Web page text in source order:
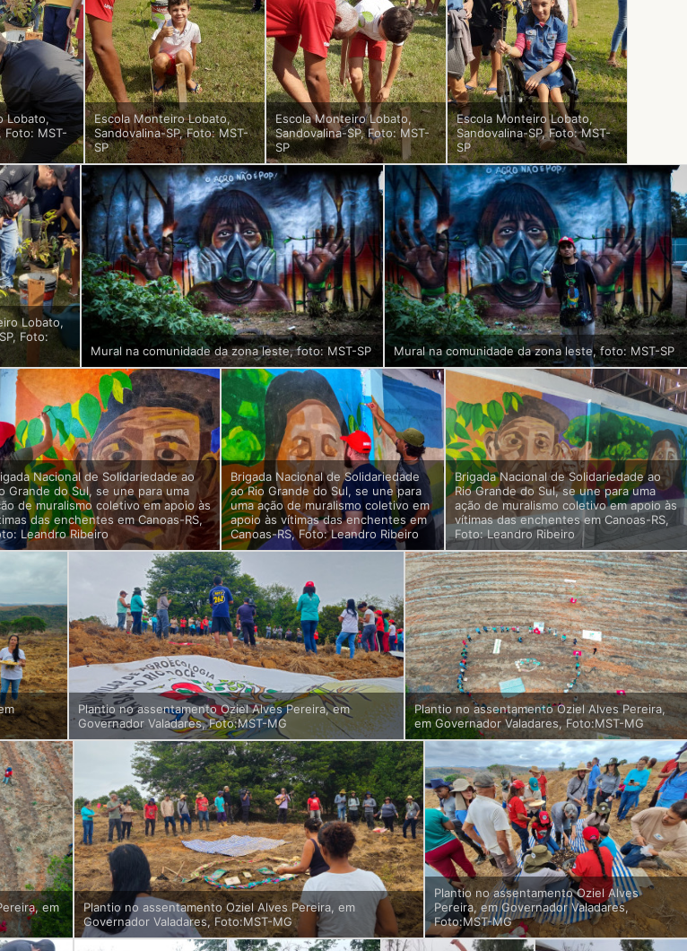
Lobato,
Foto: MST-
Escola Monteiro Lobato,
Sandovalina-SP, Foto: MST-
SP
Escola Monteiro Lobato,
Sandovalina-SP, Foto: MST-
SP
Escola Monteiro Lobato,
Sandovalina-SP, Foto: MST-
SP
Lobato,
Foto:
Mural na comunidade da zona leste, foto: MST-SP Mural na comunidade da zona leste, foto: MST-SP
Nacional de Solidariedade ao
Grande do Sul, se une para uma
de muralismo coletivo em apoio às
das enchentes em Canoas-RS,
Leandro Ribeiro
Brigada Nacional de Solidariedade
ao Rio Grande do Sul, se une para
uma ação de muralismo coletivo em
apoio às vítimas das enchentes em
Canoas-RS, Foto: Leandro Ribeiro
Brigada Nacional de Solidariedade ao
Rio Grande do Sul, se une para uma
ação de muralismo coletivo em apoio às
vítimas das enchentes em Canoas-RS,
Foto: Leandro Ribeiro
Plantio no assentamento Oziel Alves Pereira, em
Governador Valadares, Foto:MST-MG
Plantio no assentamento Oziel Alves Pereira,
em Governador Valadares, Foto:MST-MG
em
Plantio no assentamento Oziel Alves Pereira, em
Governador Valadares, Foto:MST-MG
Plantio no assentamento Oziel Alves
Pereira, em Governador Valadares,
Foto:MST-MG